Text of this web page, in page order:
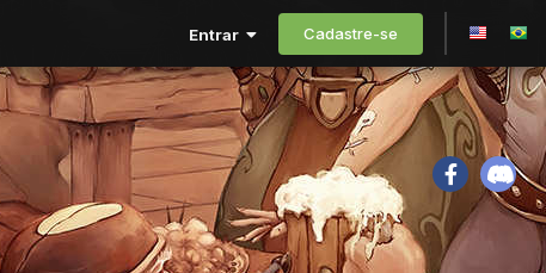
Entrar Cadastre-se